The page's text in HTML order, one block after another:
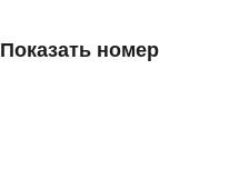
Показать номер